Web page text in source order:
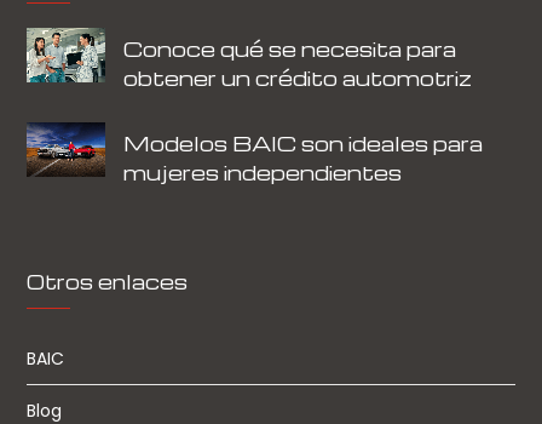
Conoce qué se necesita para
obtener un crédito automotriz
Modelos BAIC son ideales para
mujeres independientes
Otros enlaces
BAIC
Blog